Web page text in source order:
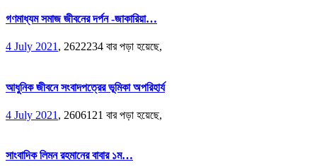
গণমাধ্যম সমাজ জীবনের দর্পন -জাকারিয়া…
4 July 2021 , 2622234 বার পড়া হয়েছে,
আধুনিক জীবনে সংবাদপত্রের ভূমিকা অপরিহার্য
4 July 2021 , 2606121 বার পড়া হয়েছে,
সাংবাদিক লিমন রহমানের বাবার ১ম…